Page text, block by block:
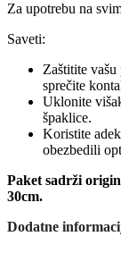
Za upotrebu na
Saveti:
Zaštitite
sprečite
Uklonite
špaklice.
Koristite
obezbedili
Paket sadrži
30cm.
Dodatne